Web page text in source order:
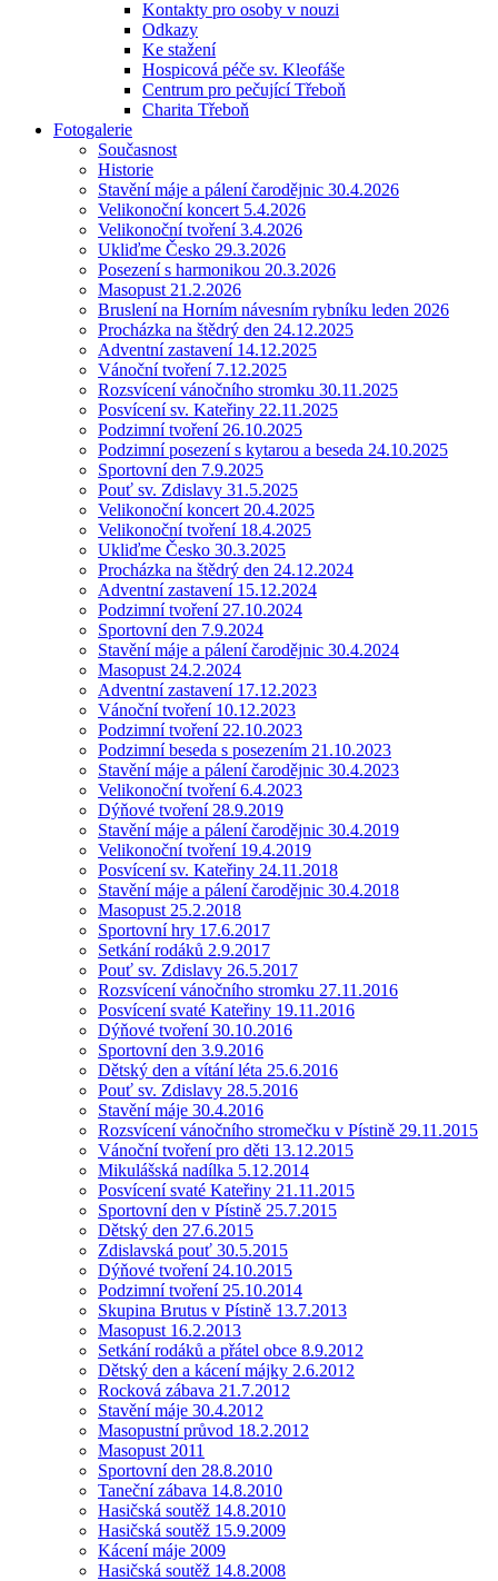
Kontakty pro osoby v nouzi
Odkazy
Ke stažení
Hospicová péče sv. Kleofáše
Centrum pro pečující Třeboň
Charita Třeboň
Fotogalerie
Současnost
Historie
Stavění máje a pálení čarodějnic 30.4.2026
Velikonoční koncert 5.4.2026
Velikonoční tvoření 3.4.2026
Ukliďme Česko 29.3.2026
Posezení s harmonikou 20.3.2026
Masopust 21.2.2026
Bruslení na Horním návesním rybníku leden 2026
Procházka na štědrý den 24.12.2025
Adventní zastavení 14.12.2025
Vánoční tvoření 7.12.2025
Rozsvícení vánočního stromku 30.11.2025
Posvícení sv. Kateřiny 22.11.2025
Podzimní tvoření 26.10.2025
Podzimní posezení s kytarou a beseda 24.10.2025
Sportovní den 7.9.2025
Pouť sv. Zdislavy 31.5.2025
Velikonoční koncert 20.4.2025
Velikonoční tvoření 18.4.2025
Ukliďme Česko 30.3.2025
Procházka na štědrý den 24.12.2024
Adventní zastavení 15.12.2024
Podzimní tvoření 27.10.2024
Sportovní den 7.9.2024
Stavění máje a pálení čarodějnic 30.4.2024
Masopust 24.2.2024
Adventní zastavení 17.12.2023
Vánoční tvoření 10.12.2023
Podzimní tvoření 22.10.2023
Podzimní beseda s posezením 21.10.2023
Stavění máje a pálení čarodějnic 30.4.2023
Velikonoční tvoření 6.4.2023
Dýňové tvoření 28.9.2019
Stavění máje a pálení čarodějnic 30.4.2019
Velikonoční tvoření 19.4.2019
Posvícení sv. Kateřiny 24.11.2018
Stavění máje a pálení čarodějnic 30.4.2018
Masopust 25.2.2018
Sportovní hry 17.6.2017
Setkání rodáků 2.9.2017
Pouť sv. Zdislavy 26.5.2017
Rozsvícení vánočního stromku 27.11.2016
Posvícení svaté Kateřiny 19.11.2016
Dýňové tvoření 30.10.2016
Sportovní den 3.9.2016
Dětský den a vítání léta 25.6.2016
Pouť sv. Zdislavy 28.5.2016
Stavění máje 30.4.2016
Rozsvícení vánočního stromečku v Pístině 29.11.2015
Vánoční tvoření pro děti 13.12.2015
Mikulášská nadílka 5.12.2014
Posvícení svaté Kateřiny 21.11.2015
Sportovní den v Pístině 25.7.2015
Dětský den 27.6.2015
Zdislavská pouť 30.5.2015
Dýňové tvoření 24.10.2015
Podzimní tvoření 25.10.2014
Skupina Brutus v Pístině 13.7.2013
Masopust 16.2.2013
Setkání rodáků a přátel obce 8.9.2012
Dětský den a kácení májky 2.6.2012
Rocková zábava 21.7.2012
Stavění máje 30.4.2012
Masopustní průvod 18.2.2012
Masopust 2011
Sportovní den 28.8.2010
Taneční zábava 14.8.2010
Hasičská soutěž 14.8.2010
Hasičská soutěž 15.9.2009
Kácení máje 2009
Hasičská soutěž 14.8.2008